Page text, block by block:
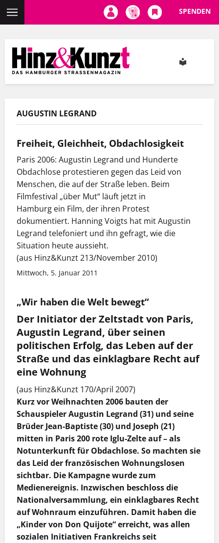
Inhalt
SPENDEN
AUGUSTIN LEGRAND
Freiheit, Gleichheit, Obdachlosigkeit
Paris 2006: Augustin Legrand und Hunderte
Obdachlose protestieren gegen das Leid von
Menschen, die auf der Straße leben. Beim
Filmfestival „über Mut“ läuft jetzt in
Hamburg ein Film, der ihren Protest
dokumentiert. Hanning Voigts hat mit Augustin
Legrand telefoniert und ihn gefragt, wie die
Situation heute aussieht.
(aus Hinz&Kunzt 213/November 2010)
Mittwoch, 5. Januar 2011
„Wir haben die Welt bewegt“
Der Initiator der Zeltstadt von Paris,
Augustin Legrand, über seinen
politischen Erfolg, das Leben auf der
Straße und das einklagbare Recht auf
eine Wohnung
(aus Hinz&Kunzt 170/April 2007)
Kurz vor Weihnachten 2006 bauten der
Schauspieler Augustin Legrand (31) und seine
Brüder Jean-Baptiste (30) und Joseph (21)
mitten in Paris 200 rote Iglu-Zelte auf – als
Notunterkunft für Obdachlose. So machten sie
das Leid der französischen Wohnungslosen
sichtbar. Die Kampagne wurde zum
Medienereignis. Inzwischen beschloss die
Nationalversammlung, ein einklagbares Recht
auf Wohnraum einzuführen. Damit haben die
„Kinder von Don Quijote“ erreicht, was allen
sozialen Initiativen Frankreichs seit